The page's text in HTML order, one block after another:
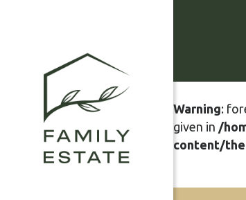
Warning:
given in /
content/